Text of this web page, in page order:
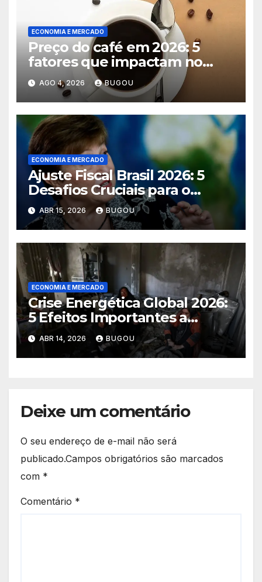
ECONOMIA E MERCADO
Preço do café em 2026: 5
fatores que impactam no
consumo
AGO 4, 2026 BUGOU
ECONOMIA E MERCADO
Ajuste Fiscal Brasil 2026: 5
Desafios Cruciais para o
Futuro
ABR 15, 2026 BUGOU
ECONOMIA E MERCADO
Crise Energética Global 2026:
5 Efeitos Importantes a
Considerar
ABR 14, 2026 BUGOU
Deixe um comentário
O seu endereço de e-mail não será
publicado.Campos obrigatórios são marcados
com *
Comentário *